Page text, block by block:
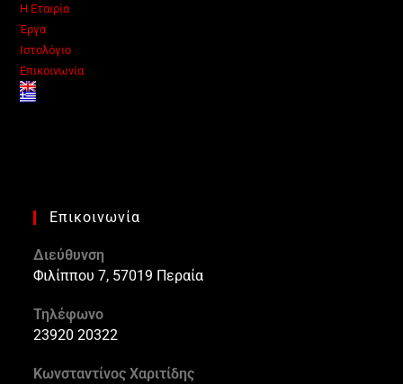
Η Εταιρία
Έργα
Ιστολόγιο
Επικοινωνία
Επικοινωνία
Διεύθυνση
Φιλίππου 7, 57019 Περαία
Τηλέφωνο
23920 20322
Κωνσταντίνος Χαριτίδης